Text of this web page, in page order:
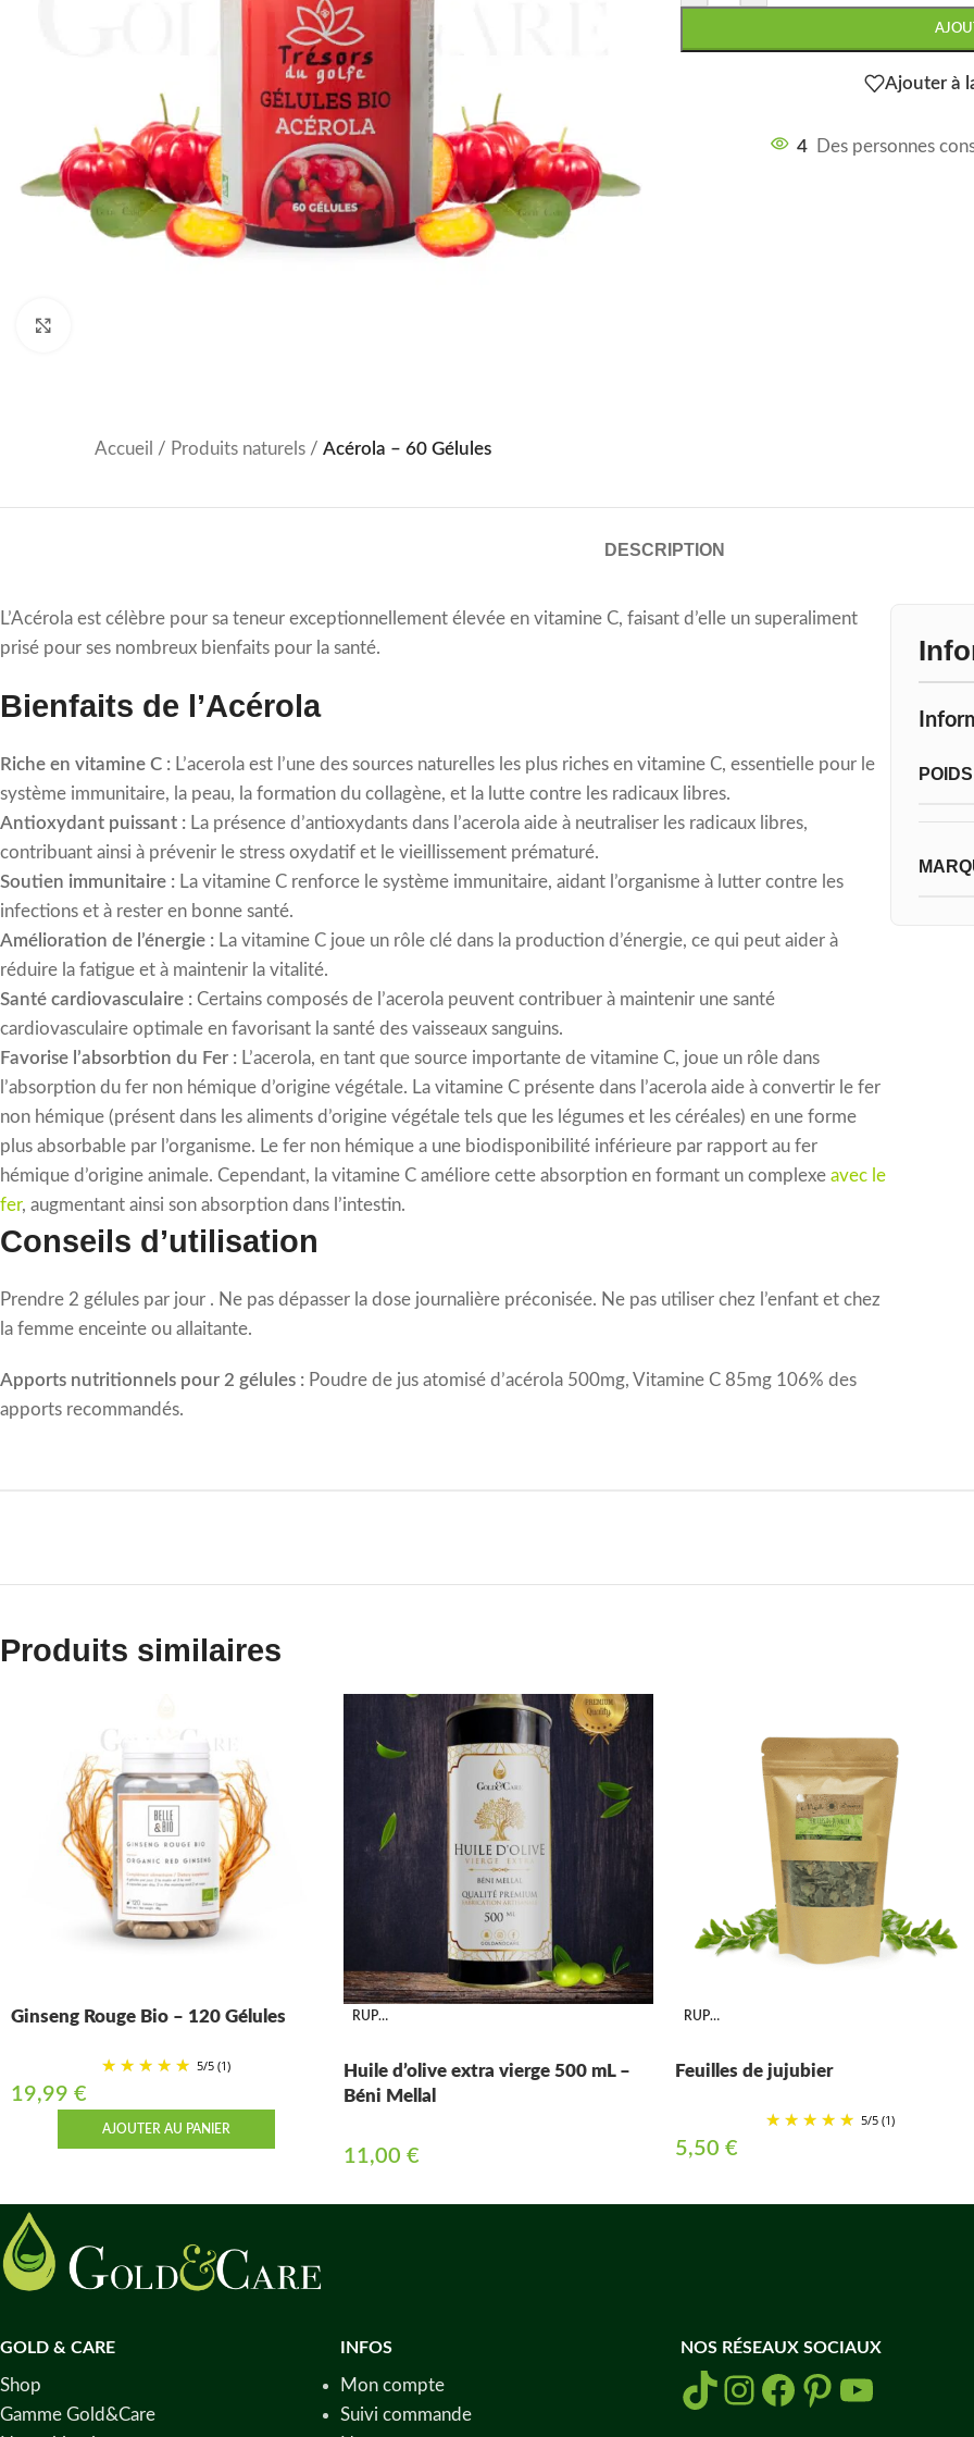
Ajouter à
4 Des personnes
Accueil / Produits naturels / Acérola – 60 Gélules
DESCRIPTION
L’Acérola est célèbre pour sa teneur exceptionnellement élevée en vitamine C, faisant d’elle un superaliment
prisé pour ses nombreux bienfaits pour la santé.
Bienfaits de l’Acérola
Riche en vitamine C : L’acerola est l’une des sources naturelles les plus riches en vitamine C, essentielle pour le
système immunitaire, la peau, la formation du collagène, et la lutte contre les radicaux libres.
Antioxydant puissant : La présence d’antioxydants dans l’acerola aide à neutraliser les radicaux libres,
contribuant ainsi à prévenir le stress oxydatif et le vieillissement prématuré.
Soutien immunitaire : La vitamine C renforce le système immunitaire, aidant l’organisme à lutter contre les
infections et à rester en bonne santé.
Amélioration de l’énergie : La vitamine C joue un rôle clé dans la production d’énergie, ce qui peut aider à
réduire la fatigue et à maintenir la vitalité.
Santé cardiovasculaire : Certains composés de l’acerola peuvent contribuer à maintenir une santé
cardiovasculaire optimale en favorisant la santé des vaisseaux sanguins.
Favorise l’absorbtion du Fer : L’acerola, en tant que source importante de vitamine C, joue un rôle dans
l’absorption du fer non hémique d’origine végétale. La vitamine C présente dans l’acerola aide à convertir le fer
non hémique (présent dans les aliments d’origine végétale tels que les légumes et les céréales) en une forme
plus absorbable par l’organisme. Le fer non hémique a une biodisponibilité inférieure par rapport au fer
hémique d’origine animale. Cependant, la vitamine C améliore cette absorption en formant un complexe avec le
fer, augmentant ainsi son absorption dans l’intestin.
Conseils d’utilisation
Prendre 2 gélules par jour . Ne pas dépasser la dose journalière préconisée. Ne pas utiliser chez l’enfant et chez
la femme enceinte ou allaitante.
Apports nutritionnels pour 2 gélules : Poudre de jus atomisé d’acérola 500mg, Vitamine C 85mg 106% des
apports recommandés.
POIDS
Produits similaires
Ginseng Rouge Bio – 120 Gélules
5/5 (1)
19,99 €
AJOUTER AU PANIER
RUPTURE
Huile d’olive extra vierge 500 mL –
Béni Mellal
11,00 €
RUPTURE
Feuilles de jujubier
5/5 (1)
5,50 €
GOLD & CARE
Shop
Gamme Gold&Care
INFOS
Mon compte
Suivi commande
NOS RÉSEAUX SOCIAUX